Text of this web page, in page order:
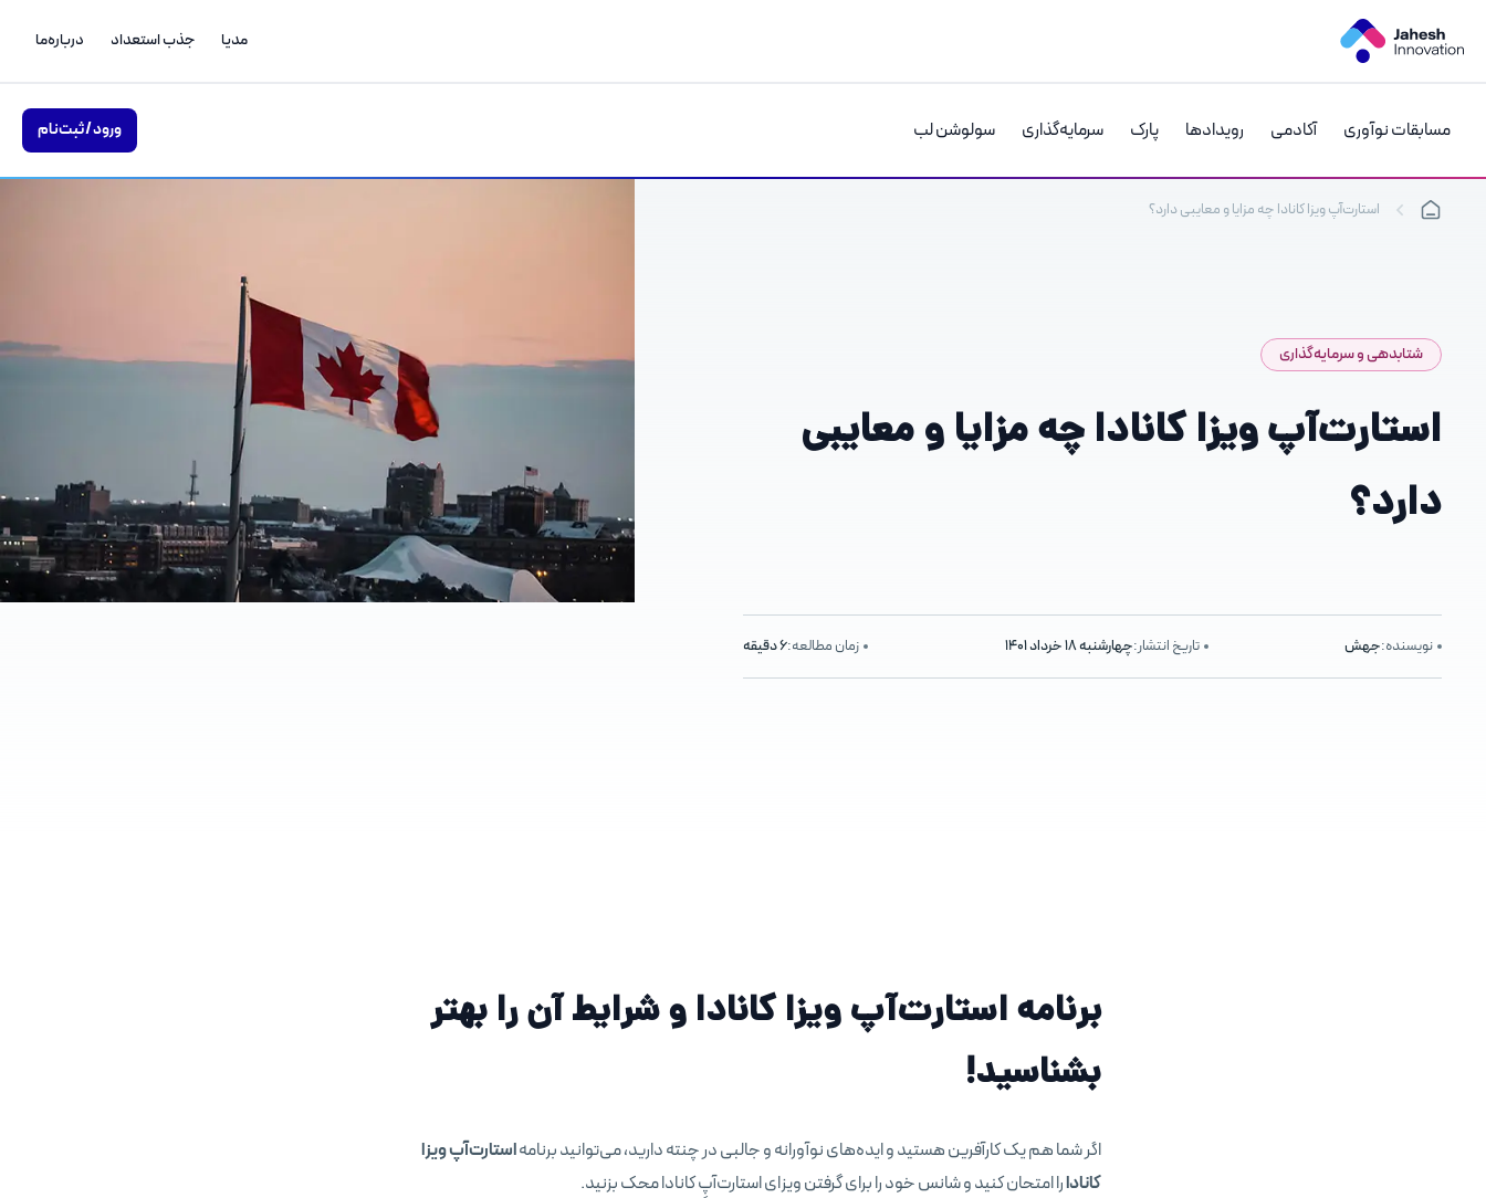
مدیا جذب استعداد درباره‌ما
مسابقات نوآوری آکادمی رویدادها پارک سرمایه‌گذاری سولوشن لب ورود / ثبت‌نام
استارت‌آپ ویزا کانادا چه مزایا و معایبی دارد؟
شتابدهی و سرمایه‌گذاری
استارت‌آپ ویزا کانادا چه مزایا و معایبی
دارد؟
نویسنده:جهش تاریخ انتشار:چهارشنبه ۱۸ خرداد ۱۴۰۱ زمان مطالعه:6 دقیقه
برنامه استارت‌آپ ویزا کانادا و شرایط آن را بهتر
بشناسید!
اگر شما هم یک کارآفرین هستید و ایده‌های نوآورانه و جالبی در چنته دارید، می‌توانید برنامهاستارت‌آپ ویزا
کانادارا امتحان کنید و شانس خود را برای گرفتن ویزای استارت‌آپِ کانادا محک بزنید.